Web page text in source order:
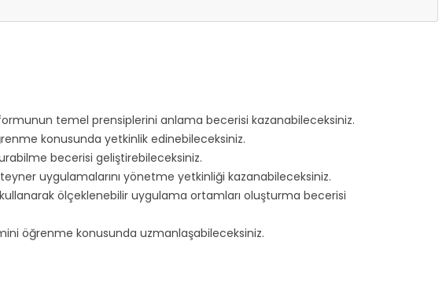
temel prensiplerini anlama becerisi kazanabileceksiniz.
konusunda yetkinlik edinebileceksiniz.
becerisi geliştirebileceksiniz.
uygulamalarını yönetme yetkinliği kazanabileceksiniz.
ölçeklenebilir uygulama ortamları oluşturma becerisi
öğrenme konusunda uzmanlaşabileceksiniz.